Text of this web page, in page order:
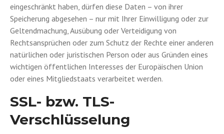
eingeschränkt haben, dürfen diese Daten – von ihrer
Speicherung abgesehen – nur mit Ihrer Einwilligung oder zur
Geltendmachung, Ausübung oder Verteidigung von
Rechtsansprüchen oder zum Schutz der Rechte einer anderen
natürlichen oder juristischen Person oder aus Gründen eines
wichtigen öffentlichen Interesses der Europäischen Union
oder eines Mitgliedstaats verarbeitet werden.
SSL- bzw. TLS-
Verschlüsselung